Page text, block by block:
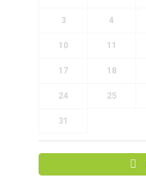
3 4
10 11
17 18
24 25
31